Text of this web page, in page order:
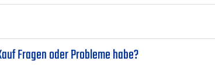
Fragen oder Probleme habe?